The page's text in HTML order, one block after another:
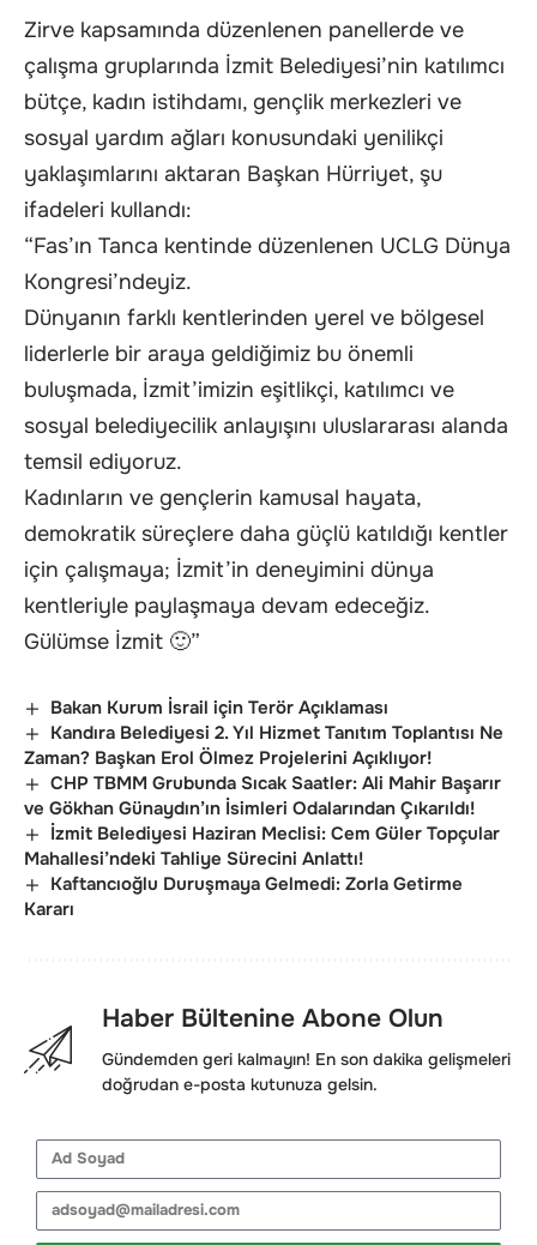
Zirve kapsamında düzenlenen panellerde ve
çalışma gruplarında İzmit Belediyesi’nin katılımcı
bütçe, kadın istihdamı, gençlik merkezleri ve
sosyal yardım ağları konusundaki yenilikçi
yaklaşımlarını aktaran Başkan Hürriyet, şu
ifadeleri kullandı:
“Fas’ın Tanca kentinde düzenlenen UCLG Dünya
Kongresi’ndeyiz.
Dünyanın farklı kentlerinden yerel ve bölgesel
liderlerle bir araya geldiğimiz bu önemli
buluşmada, İzmit’imizin eşitlikçi, katılımcı ve
sosyal belediyecilik anlayışını uluslararası alanda
temsil ediyoruz.
Kadınların ve gençlerin kamusal hayata,
demokratik süreçlere daha güçlü katıldığı kentler
için çalışmaya; İzmit’in deneyimini dünya
kentleriyle paylaşmaya devam edeceğiz.
Gülümse İzmit 🙂”
Bakan Kurum İsrail için Terör Açıklaması
Kandıra Belediyesi 2. Yıl Hizmet Tanıtım Toplantısı Ne
Zaman? Başkan Erol Ölmez Projelerini Açıklıyor!
CHP TBMM Grubunda Sıcak Saatler: Ali Mahir Başarır
ve Gökhan Günaydın’ın İsimleri Odalarından Çıkarıldı!
İzmit Belediyesi Haziran Meclisi: Cem Güler Topçular
Mahallesi’ndeki Tahliye Sürecini Anlattı!
Kaftancıoğlu Duruşmaya Gelmedi: Zorla Getirme
Kararı
Haber Bültenine Abone Olun
Gündemden geri kalmayın! En son dakika gelişmeleri
doğrudan e-posta kutunuza gelsin.